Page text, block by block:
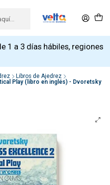
1 a 3 días hábiles, regiones
Libros de Ajedrez
Play (libro en inglés) - Dvoretsky